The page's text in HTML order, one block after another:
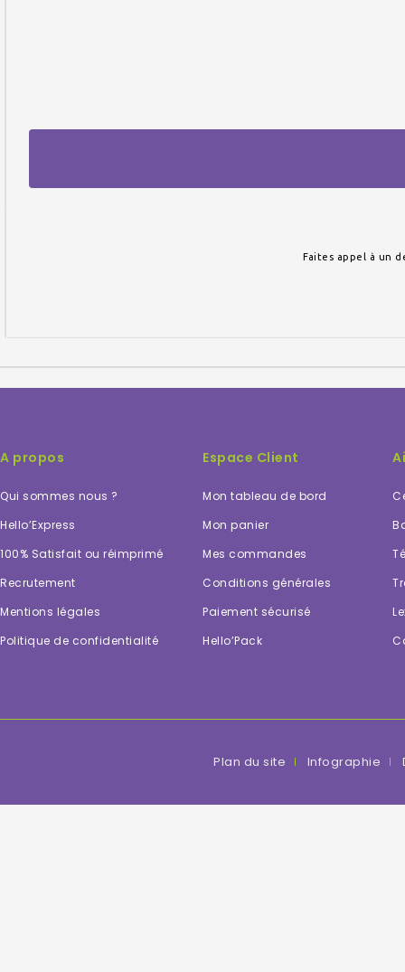
Faites appel à un
A propos
Qui sommes nous ?
Hello’Express
100% Satisfait ou réimprimé
Recrutement
Mentions légales
Politique de confidentialité
Espace Client
Mon tableau de bord
Mon panier
Mes commandes
Conditions générales
Paiement sécurisé
Hello’Pack
Plan du site Infographie